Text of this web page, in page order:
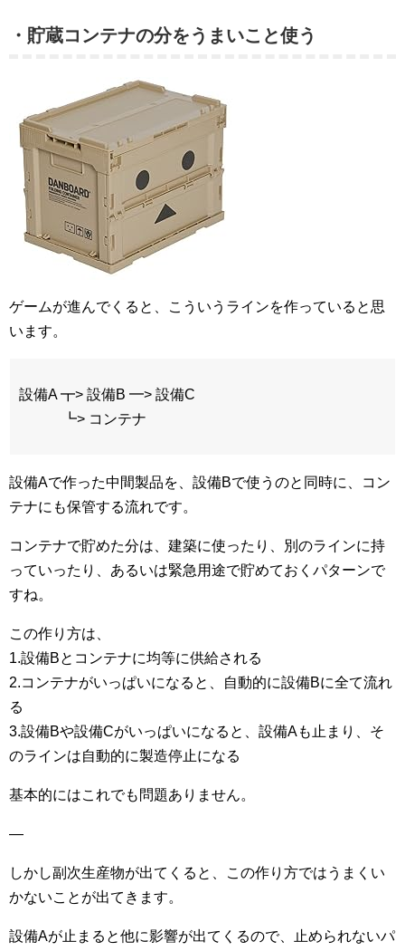
・貯蔵コンテナの分をうまいこと使う
ゲームが進んでくると、こういうラインを作っていると思
います。
設備A ┳> 設備B ━> 設備C
┗> コンテナ
設備Aで作った中間製品を、設備Bで使うのと同時に、コン
テナにも保管する流れです。
コンテナで貯めた分は、建築に使ったり、別のラインに持
っていったり、あるいは緊急用途で貯めておくパターンで
すね。
この作り方は、
1.設備Bとコンテナに均等に供給される
2.コンテナがいっぱいになると、自動的に設備Bに全て流れ
る
3.設備Bや設備Cがいっぱいになると、設備Aも止まり、そ
のラインは自動的に製造停止になる
基本的にはこれでも問題ありません。
—
しかし副次生産物が出てくると、この作り方ではうまくい
かないことが出てきます。
設備Aが止まると他に影響が出てくるので、止められないパ